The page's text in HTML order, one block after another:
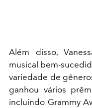
Além disso,
musical bem-
variedade de
ganhou vários
incluindo Grammy